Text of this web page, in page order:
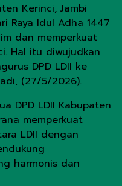
Kerinci, Jambi
Raya Idul Adha 1447
dan memperkuat
Hal itu diwujudkan
DPD LDII ke
(27/5/2026).
DPD LDII Kabupaten
memperkuat
LDII dengan
harmonis dan